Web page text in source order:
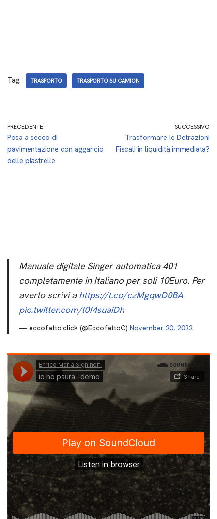
Tag: TRASPORTO TRASPORTO SU CAMION
PRECEDENTE
Posa a secco di
pavimentazione con aggancio
delle piastrelle
SUCCESSIVO
Trasformare le Detrazioni
Fiscali in liquidità immediata?
Manuale digitale Singer automatica 401
completamente in Italiano per soli 10Euro. Per
averlo scrivi a https://t.co/czMgqwD0BA
pic.twitter.com/l0f4suaiDh
— eccofatto.click (@EccofattoC) November 20, 2022